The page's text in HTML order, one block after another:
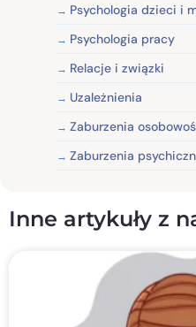
Psychologia dzieci i
Psychologia pracy
Relacje i związki
Uzależnienia
Zaburzenia
Zaburzenia
Inne artykuły z